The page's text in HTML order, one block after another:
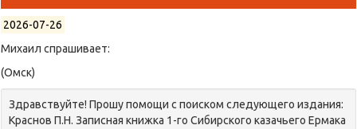
2026-07-26
Михаил спрашивает:
(Омск)
Здравствуйте! Прошу помощи с поиском следующего издания:
Краснов П.Н. Записная книжка 1-го Сибирского казачьего Ермака